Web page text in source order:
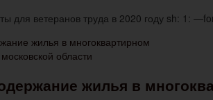
для ветеранов труда в 2020 году sh: 1:
жилья в